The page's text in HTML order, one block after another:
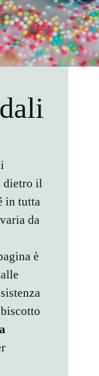
dietro il
in tutta
da
è